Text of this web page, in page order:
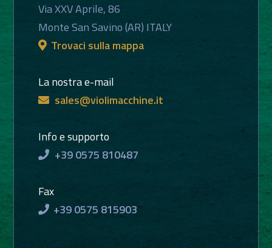
Via XXV Aprile, 86
Monte San Savino (AR) ITALY
Trovaci sulla mappa
La nostra e-mail
sales@violimacchine.it
Info e supporto
+39 0575 810487
Fax
+39 0575 815903